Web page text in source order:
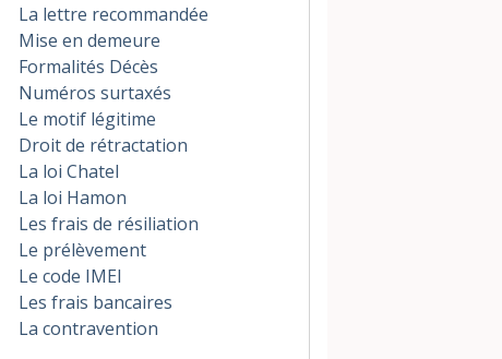
La lettre recommandée
Mise en demeure
Formalités Décès
Numéros surtaxés
Le motif légitime
Droit de rétractation
La loi Chatel
La loi Hamon
Les frais de résiliation
Le prélèvement
Le code IMEI
Les frais bancaires
La contravention